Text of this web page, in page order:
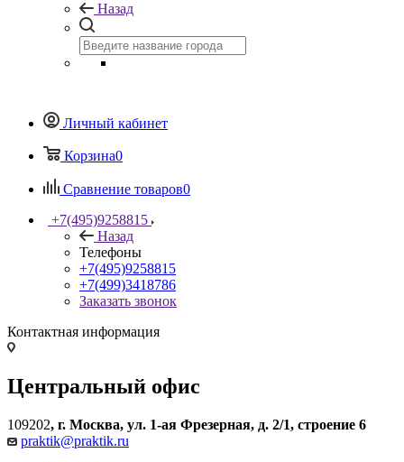
Назад
Личный кабинет
Корзина0
Сравнение товаров0
+7(495)9258815
Назад
Телефоны
+7(495)9258815
+7(499)3418786
Заказать звонок
Контактная информация
Центральный офис
109202, г. Москва, ул. 1-ая Фрезерная, д. 2/1, строение 6
praktik@praktik.ru